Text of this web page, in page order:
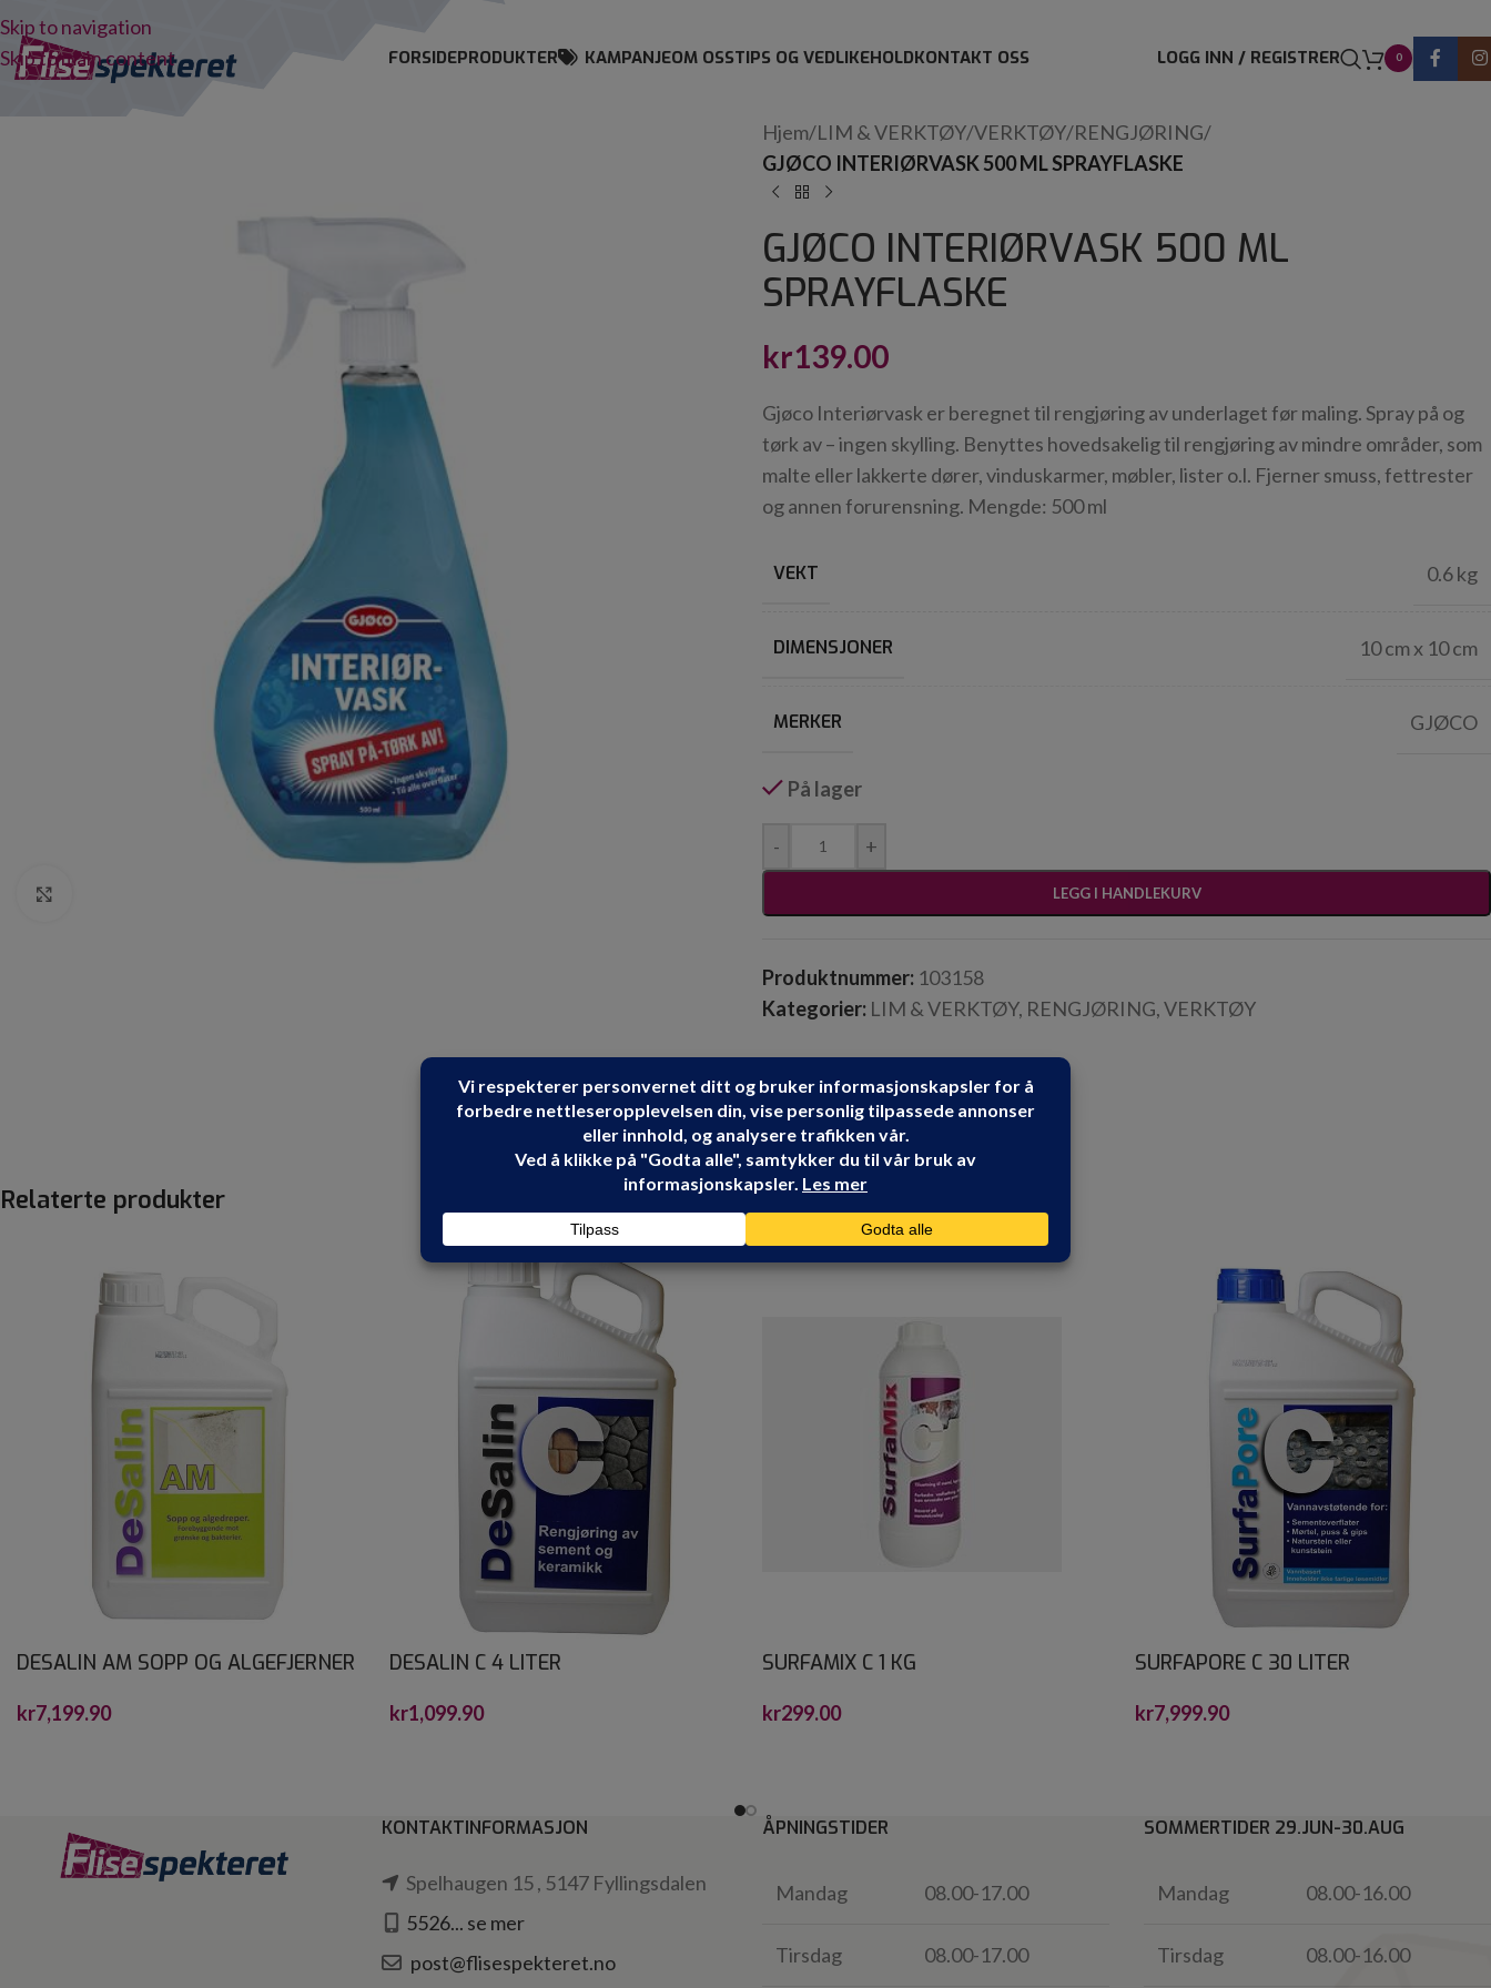
Skip to navigation
Skip to main content
FORSIDEPRODUKTER KAMPANJEOM OSSTIPS OG VEDLIKEHOLDKONTAKT OSS LOGG INN / REGISTRER 0
Hjem/LIM & VERKTØY/VERKTØY/RENGJØRING/
GJØCO INTERIØRVASK 500 ML SPRAYFLASKE
GJØCO INTERIØRVASK 500 ML
SPRAYFLASKE
kr139.00
Gjøco Interiørvask er beregnet til rengjøring av underlaget før maling. Spray på og
tørk av – ingen skylling. Benyttes hovedsakelig til rengjøring av mindre områder, som
malte eller lakkerte dører, vinduskarmer, møbler, lister o.l. Fjerner smuss, fettrester
og annen forurensning. Mengde: 500 ml
VEKT 0.6 kg
DIMENSJONER 10 cm x 10 cm
MERKER GJØCO
På lager
- +
LEGG I HANDLEKURV
Produktnummer: 103158
Kategorier: LIM & VERKTØY, RENGJØRING,VERKTØY
Share:
Relaterte produkter
DESALIN AM SOPP OG ALGEFJERNER
kr7,199.90
DESALIN C 4 LITER
kr1,099.90
SURFAMIX C 1 KG
kr299.00
SURFAPORE C 30 LITER
kr7,999.90
KONTAKTINFORMASJON
Spelhaugen 15 , 5147 Fyllingsdalen
5526... se mer
post@flisespekteret.no
ÅPNINGSTIDER
Mandag 08.00-17.00
Tirsdag 08.00-17.00
SOMMERTIDER 29.JUN-30.AUG
Mandag 08.00-16.00
Tirsdag 08.00-16.00